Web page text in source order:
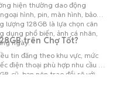
hiện thường dao động
hình, pin, màn hình, bảo
lượng 128GB là lựa chọn cân
dụng phổ biến, ảnh cá nhân,
ngày.trên Chợ Tốt?
tin đăng theo khu vực, mức
điện thoại phù hợp nhu cầu sử
cũ, bạn nên trao đổi rõ với